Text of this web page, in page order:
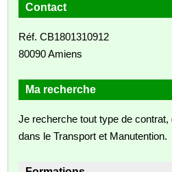
Contact
Réf. CB1801310912
80090 Amiens
Ma recherche
Je recherche tout type de contrat,
dans le Transport et Manutention.